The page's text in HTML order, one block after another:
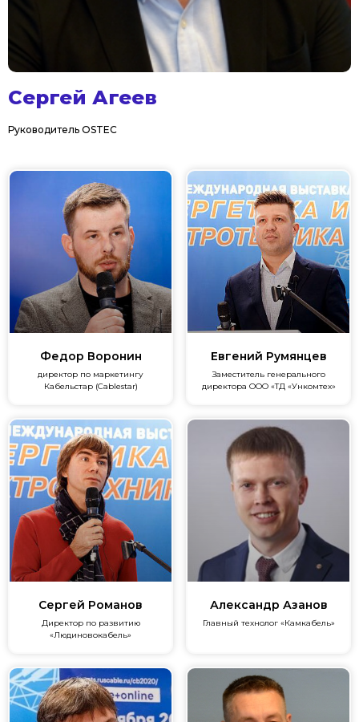
Сергей Агеев
Руководитель ОSTEC
Федор Воронин
директор по маркетингу
Кабельстар (Cablestar)
Евгений Румянцев
Заместитель генерального
директора ООО «ТД «Ункомтех»
Сергей Романов
Директор по развитию
«Людиновокабель»
Александр Азанов
Главный технолог «Камкабель»